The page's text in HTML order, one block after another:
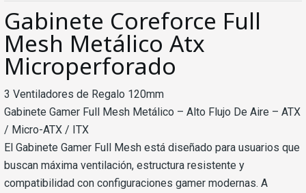
Gabinete Coreforce Full
Mesh Metálico Atx
Microperforado
3 Ventiladores de Regalo 120mm
Gabinete Gamer Full Mesh Metálico – Alto Flujo De Aire – ATX
/ Micro-ATX / ITX
El Gabinete Gamer Full Mesh está diseñado para usuarios que
buscan máxima ventilación, estructura resistente y
compatibilidad con configuraciones gamer modernas. A